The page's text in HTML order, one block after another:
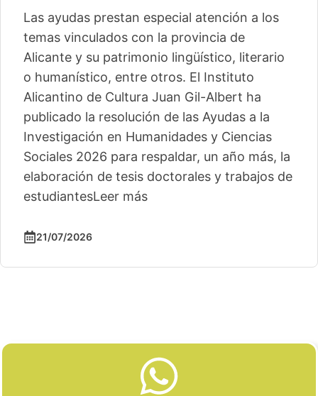
Las ayudas prestan especial atención a los
temas vinculados con la provincia de
Alicante y su patrimonio lingüístico, literario
o humanístico, entre otros. El Instituto
Alicantino de Cultura Juan Gil-Albert ha
publicado la resolución de las Ayudas a la
Investigación en Humanidades y Ciencias
Sociales 2026 para respaldar, un año más, la
elaboración de tesis doctorales y trabajos de
estudiantesLeer más
21/07/2026